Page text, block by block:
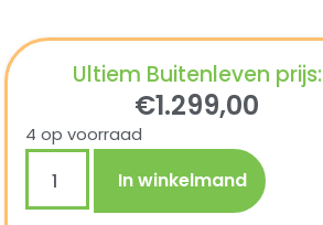
Ultiem Buitenleven prijs:
€1.299,00
4 op voorraad
In winkelmand